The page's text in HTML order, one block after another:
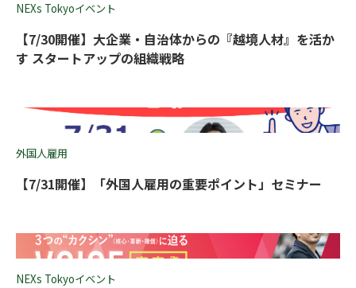
NEXs Tokyoイベント
【7/30開催】大企業・自治体からの『越境人材』を活か
す スタートアップの組織戦略
外国人雇用
【7/31開催】「外国人雇用の重要ポイント」セミナー
NEXs Tokyoイベント